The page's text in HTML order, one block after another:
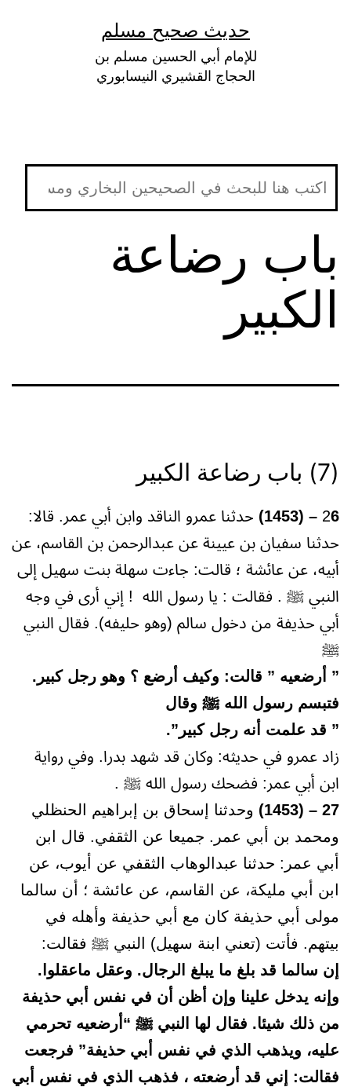
حديث صحيح مسلم
للإمام أبي الحسين مسلم بن
الحجاج القشيري النيسابوري
باب رضاعة
الكبير
(7) باب رضاعة الكبير
26 – (1453)
حدثنا عمرو الناقد وابن أبي عمر. قالا:
حدثنا سفيان بن عيينة عن عبدالرحمن بن القاسم، عن
أبيه، عن عائشة ؛ قالت: جاءت سهلة بنت سهيل إلى
النبي ﷺ . فقالت : يا رسول الله ! إني أرى في وجه
أبي حذيفة من دخول سالم (وهو حليفه). فقال النبي
ﷺ
” أرضعيه ” قالت: وكيف أرضع ؟ وهو رجل كبير.
فتبسم رسول الله ﷺ وقال
” قد علمت أنه رجل كبير”.
زاد عمرو في حديثه: وكان قد شهد بدرا. وفي رواية
ابن أبي عمر: فضحك رسول الله ﷺ .
27 – (1453)
وحدثنا إسحاق بن إبراهيم الحنظلي
ومحمد بن أبي عمر. جميعا عن الثقفي. قال ابن
أبي عمر: حدثنا عبدالوهاب الثقفي عن أيوب، عن
ابن أبي مليكة، عن القاسم، عن عائشة ؛ أن سالما
مولى أبي حذيفة كان مع أبي حذيفة وأهله في
بيتهم. فأتت (تعني ابنة سهيل) النبي ﷺ فقالت:
إن سالما قد بلغ ما يبلغ الرجال. وعقل ماعقلوا.
وإنه يدخل علينا وإن أظن أن في نفس أبي حذيفة
من ذلك شيئا. فقال لها النبي ﷺ “أرضعيه تحرمي
عليه، ويذهب الذي في نفس أبي حذيفة” فرجعت
فقالت: إني قد أرضعته ، فذهب الذي في نفس أبي